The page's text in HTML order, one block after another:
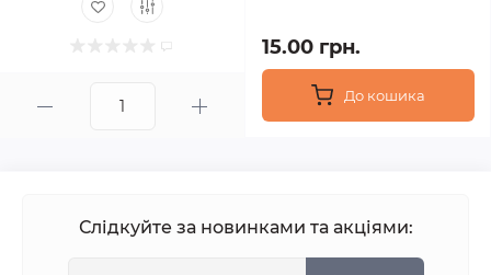
15.00 грн.
До кошика
Слідкуйте за новинками та акціями: